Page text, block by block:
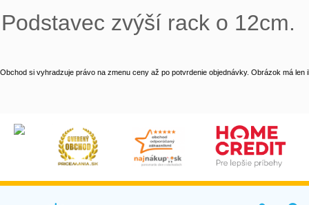
Podstavec zvýší rack o 12cm.
Obchod si vyhradzuje právo na zmenu ceny až po potvrdenie objednávky. Obrázok má len